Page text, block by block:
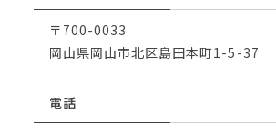
〒700-0033
岡山県岡山市北区島田本町1-5-37
電話